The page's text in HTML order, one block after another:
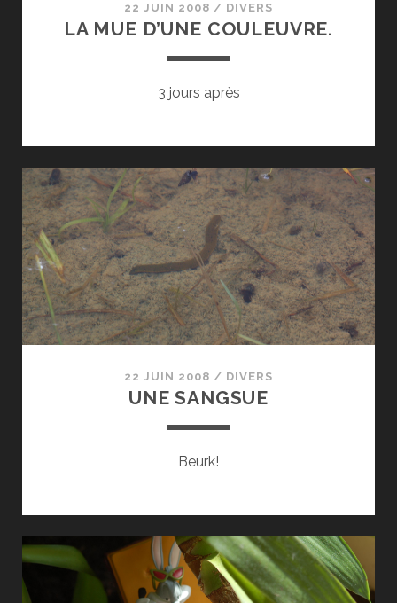
22 JUIN 2008 / DIVERS
LA MUE D’UNE COULEUVRE.
3 jours après
22 JUIN 2008 / DIVERS
UNE SANGSUE
Beurk!